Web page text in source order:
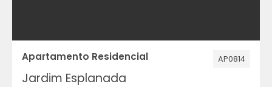
Apartamento Residencial AP0814
Jardim Esplanada